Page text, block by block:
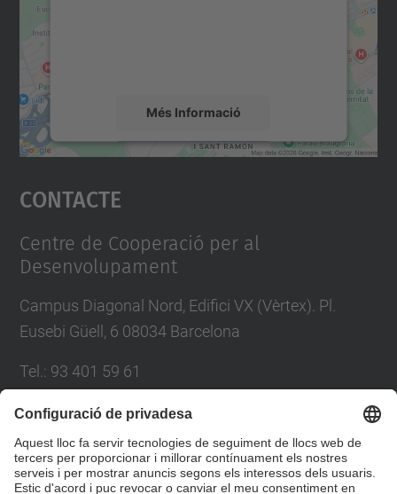
Més Informació
Accepta
powered by
Contacte
Centre de Cooperació per al
Desenvolupament
Campus Diagonal Nord, Edifici VX (Vèrtex). Pl.
Eusebi Güell, 6 08034 Barcelona
Tel. : 93 401 59 61
E-mail:info.ccd@upc.edu
Directori UPC